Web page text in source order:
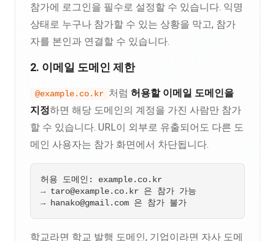
참가에 로그인을 필수로 설정할 수 있습니다. 익명
상태로 누구나 참가할 수 있는 상황을 막고, 참가
자를 본인과 연결할 수 있습니다.
2. 이메일 도메인 제한
@example.co.kr 처럼 허용할 이메일 도메인을
지정하면 해당 도메인의 계정을 가진 사람만 참가
할 수 있습니다. URL이 외부로 유출되어도 다른 도
메인 사용자는 참가 화면에서 차단됩니다.
허용 도메인: example.co.kr
→ taro@example.co.kr 은 참가 가능
→ hanako@gmail.com
학교라면 학교 발행 도메인, 기업이라면 자사 도메